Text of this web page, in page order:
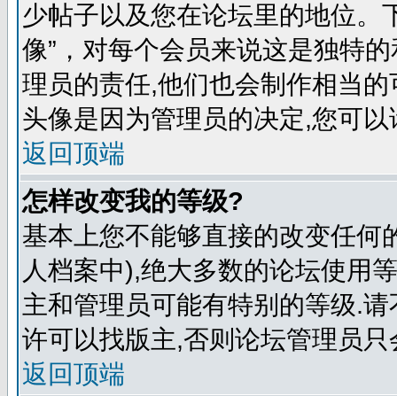
少帖子以及您在论坛里的地位。
像”，对每个会员来说这是独特
理员的责任,他们也会制作相当
头像是因为管理员的决定,您可
返回顶端
怎样改变我的等级?
基本上您不能够直接的改变任何
人档案中),绝大多数的论坛使用
主和管理员可能有特别的等级.
许可以找版主,否则论坛管理员
返回顶端